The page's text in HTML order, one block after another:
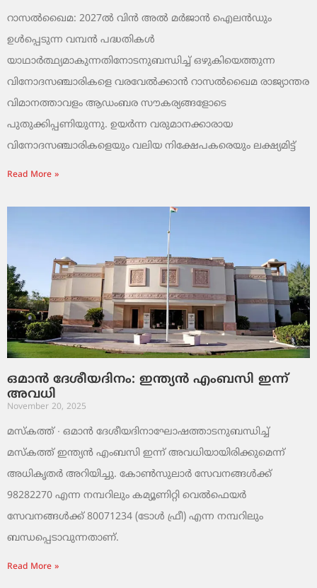
റാസൽഖൈമ: 2027ൽ വിൻ അൽ മർജാൻ ഐലൻഡും
ഉൾപ്പെടുന്ന വമ്പൻ പദ്ധതികൾ
യാഥാർത്ഥ്യമാകുന്നതിനോടനുബന്ധിച്ച് ഒഴുകിയെത്തുന്ന
വിനോദസഞ്ചാരികളെ വരവേൽക്കാൻ റാസൽഖൈമ രാജ്യാന്തര
വിമാനത്താവളം ആഡംബര സൗകര്യങ്ങളോടെ
പുതുക്കിപ്പണിയുന്നു. ഉയർന്ന വരുമാനക്കാരായ
വിനോദസഞ്ചാരികളെയും വലിയ നിക്ഷേപകരെയും ലക്ഷ്യമിട്ട്
Read More »
ഒമാൻ ദേശീയദിനം: ഇന്ത്യൻ എംബസി ഇന്ന്
അവധി
November 20, 2025
മസ്‌കത്ത് ∙ ഒമാൻ ദേശീയദിനാഘോഷത്താടനുബന്ധിച്ച്
മസ്‌കത്ത് ഇന്ത്യൻ എംബസി ഇന്ന് അവധിയായിരിക്കുമെന്ന്
അധികൃതർ അറിയിച്ചു. കോൺസുലാർ സേവനങ്ങൾക്ക്
98282270 എന്ന നമ്പറിലും കമ്യൂണിറ്റി വെൽഫെയർ
സേവനങ്ങൾക്ക് 80071234 (ടോൾ ഫ്രീ) എന്ന നമ്പറിലും
ബന്ധപ്പെടാവുന്നതാണ്.
Read More »